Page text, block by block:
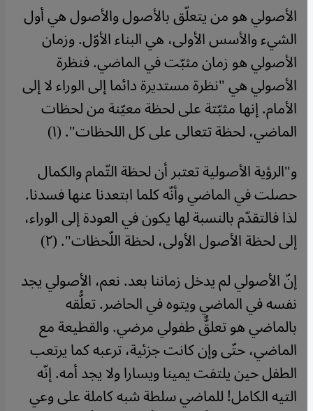
الأصولي هو من يتعلّق بالأصول والأصول هي أول
الشيء والأسس الأولى، هي البناء الأوّل. وزمان
الأصولي هو زمان مثبّت في الماضي. فنظرة
الأصولي هي "نظرة مستديرة دائما إلى الوراء لا إلى
الأمام. إنها مثبّتة على لحظة معيّنة من لحظات
الماضي، لحظة تتعالى على كل اللحظات". (١)
و"الرؤية الأصولية تعتبر أن لحظة التّمام والكمال
حصلت في الماضي وأنّه كلما ابتعدنا عنها فسدنا.
لذا فالتقدّم بالنسبة لها يكون في العودة إلى الوراء،
إلى لحظة الأصول الأولى، لحظة اللّحظات". (٢)
إنّ الأصولي لم يدخل زماننا بعد. نعم، الأصولي يجد
نفسه في الماضي ويتوه في الحاضر. تعلُّقه
بالماضي هو تعلقٌّ طفولي مرضي. والقطيعة مع
الماضي، حتّى وإن كانت جزئية، ترعبه كما يرتعب
الطفل حين يلتفت يمينا ويسارا ولا يجد أمه. إنّه
التيه الكامل! للماضي سلطة شبه كاملة على وعي